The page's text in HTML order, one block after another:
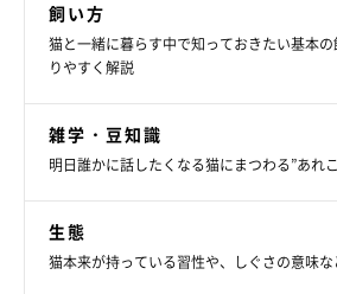
飼い方
猫と一緒に暮らす中で知っておきたい基本
りやすく解説
雑学・豆知識
明日誰かに話したくなる猫にまつわる”あれ
生態
猫本来が持っている習性や、しぐさの意味